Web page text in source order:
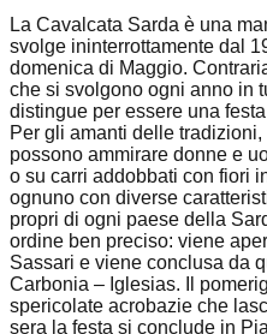
La Cavalcata Sarda è una
svolge ininterrottamente dal
domenica di Maggio.
che si svolgono ogni anno in
distingue per essere una
Per gli amanti delle
possono ammirare donne e
o su carri addobbati con fiori
ognuno con diverse
propri di ogni paese della
ordine ben preciso: viene
Sassari e viene conclusa da
Carbonia – Iglesias. Il
spericolate acrobazie che
sera la festa si conclude in